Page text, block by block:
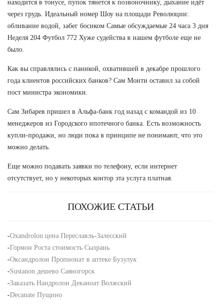
находится в тонусе, пупок тянется к позвоночнику, дыхание идёт
через грудь. Идеальный номер Шоу на площади Революции:
обливание водой, забег босиком Самые обсуждаемые 24 часа 3 дня
Неделя 204 Футбол 772 Хуже судейства в нашем футболе еще не
было.
Как вы справлялись с паникой, охватившей в декабре прошлого
года клиентов российских банков? Сам Монти оставил за собой
пост министра экономики.
Сам Зибарев пришел в Альфа-банк год назад с командой из 10
менеджеров из Городского ипотечного банка. Есть возможность
купли-продажи, но люди пока в принципе не понимают, что это
можно делать.
Еще можно подавать заявки по телефону, если интернет
отсутствует, но у некоторых контор эта услуга платная.
ПОХОЖИЕ СТАТЬИ
-Oxandrolon цена Переславль-Залесский
-Гормон Роста стоимость Сызрань
-Оксандролон Пропионат в аптеке Бузулук
-Sustanon дешево Саяногорск
-Заказать Нандролон Деканоат Волжский
-Decanate Пущино